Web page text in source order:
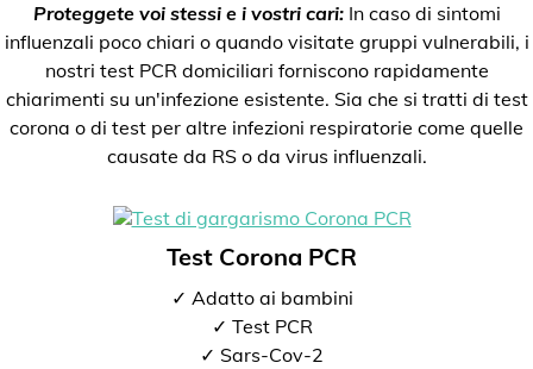
Proteggete voi stessi e i vostri cari:In caso di sintomi
influenzali poco chiari o quando visitate gruppi vulnerabili, i
nostri test PCR domiciliari forniscono rapidamente
chiarimenti su un'infezione esistente. Sia che si tratti di test
corona o di test per altre infezioni respiratorie come quelle
causate da RS o da virus influenzali.
Test Corona PCR
✓ Adatto ai bambini
✓ Test PCR
✓ Sars-Cov-2